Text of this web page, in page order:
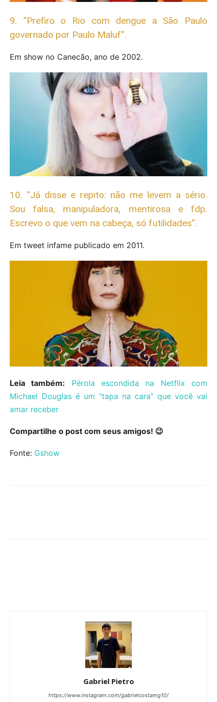
9. “Prefiro o Rio com dengue a São Paulo
governado por Paulo Maluf”.
Em show no Canecão, ano de 2002.
10. “Já disse e repito: não me levem a sério.
Sou falsa, manipuladora, mentirosa e fdp.
Escrevo o que vem na cabeça, só futilidades”.
Em tweet infame publicado em 2011.
Leia também:
Pérola escondida na Netflix com
Michael Douglas é um “tapa na cara” que você vai
amar receber
Compartilhe o post com seus amigos! 😉
Fonte: Gshow
Gabriel Pietro
https://www.instagram.com/gabrielcostamg10/